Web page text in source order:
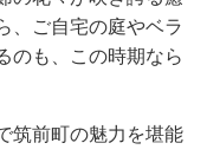
、ご自宅の庭やベラ
のも、この時期なら
筑前町の魅力を堪能